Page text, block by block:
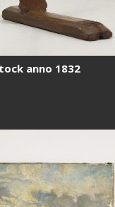
anno 1832